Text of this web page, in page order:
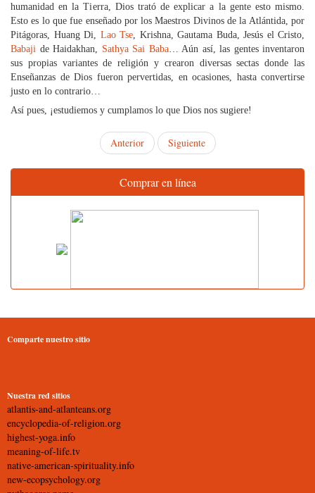
humanidad en la Tierra, Dios trató de explicar a la gente esto mismo.
Esto es lo que fue enseñado por los Maestros Divinos de la Atlántida, por
Pitágoras, Huang Di, Lao Tse, Krishna, Gautama Buda, Jesús el Cristo,
Babaji de Haidakhan, Sathya Sai Baba… Aún así, las gentes inventaron
sus propias variantes de religión y crearon diversas sectas donde las
Enseñanzas de Dios fueron pervertidas, en ocasiones, hasta convertirse
justo en lo contrario…
Así pues, ¡estudiemos y cumplamos lo que Dios nos sugiere!
Anterior Siguiente
Comprar en línea
Comparte nuestro sitio
Nuestra red sitios
atlantis-and-atlanteans.org
encyclopedia-of-religion.org
highest-yoga.info
meaning-of-life.tv
native-american-spirituality.info
new-ecopsychology.org